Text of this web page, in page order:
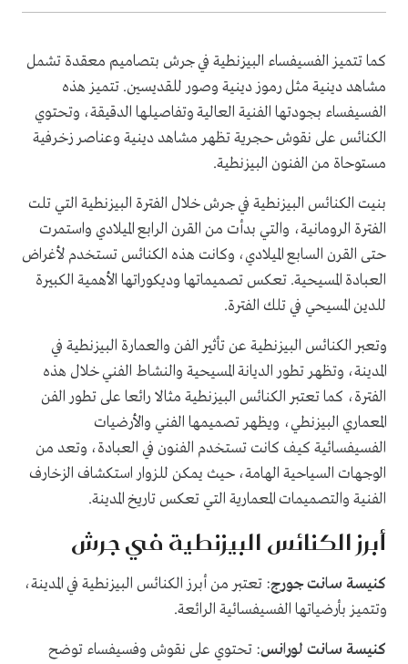
كما تتميز الفسيفساء البيزنطية في جرش بتصاميم معقدة تشمل
مشاهد دينية مثل رموز دينية وصور للقديسين. تتميز هذه
الفسيفساء بجودتها الفنية العالية وتفاصيلها الدقيقة، وتحتوي
الكنائس على نقوش حجرية تظهر مشاهد دينية وعناصر زخرفية
مستوحاة من الفنون البيزنطية.
بنيت الكنائس البيزنطية في جرش خلال الفترة البيزنطية التي تلت
الفترة الرومانية، والتي بدأت من القرن الرابع الميلادي واستمرت
حتى القرن السابع الميلادي، وكانت هذه الكنائس تستخدم لأغراض
العبادة المسيحية. تعكس تصميماتها وديكوراتها الأهمية الكبيرة
للدين المسيحي في تلك الفترة.
وتعبر الكنائس البيزنطية عن تأثير الفن والعمارة البيزنطية في
المدينة، وتظهر تطور الديانة المسيحية والنشاط الفني خلال هذه
الفترة، كما تعتبر الكنائس البيزنطية مثالا رائعا على تطور الفن
المعماري البيزنطي، ويظهر تصميمها الفني والأرضيات
الفسيفسائية كيف كانت تستخدم الفنون في العبادة، وتعد من
الوجهات السياحية الهامة، حيث يمكن للزوار استكشاف الزخارف
الفنية والتصميمات المعمارية التي تعكس تاريخ المدينة.
أبرز الكنائس البيزنطية في جرش
كنيسة سانت جورج: تعتبر من أبرز الكنائس البيزنطية في المدينة،
وتتميز بأرضياتها الفسيفسائية الرائعة.
كنيسة سانت لورانس: تحتوي على نقوش وفسيفساء توضح